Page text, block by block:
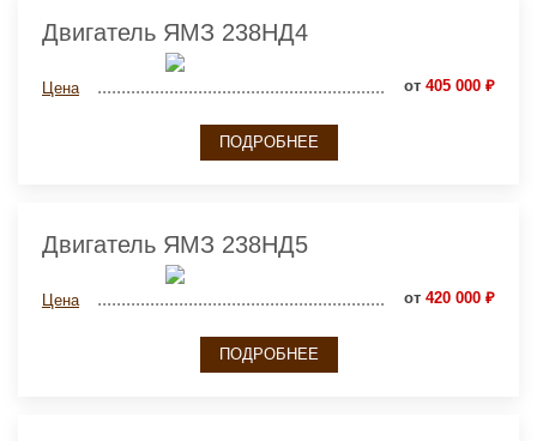
Двигатель ЯМЗ 238НД4
Цена от 405 000 ₽
ПОДРОБНЕЕ
Двигатель ЯМЗ 238НД5
Цена от 420 000 ₽
ПОДРОБНЕЕ